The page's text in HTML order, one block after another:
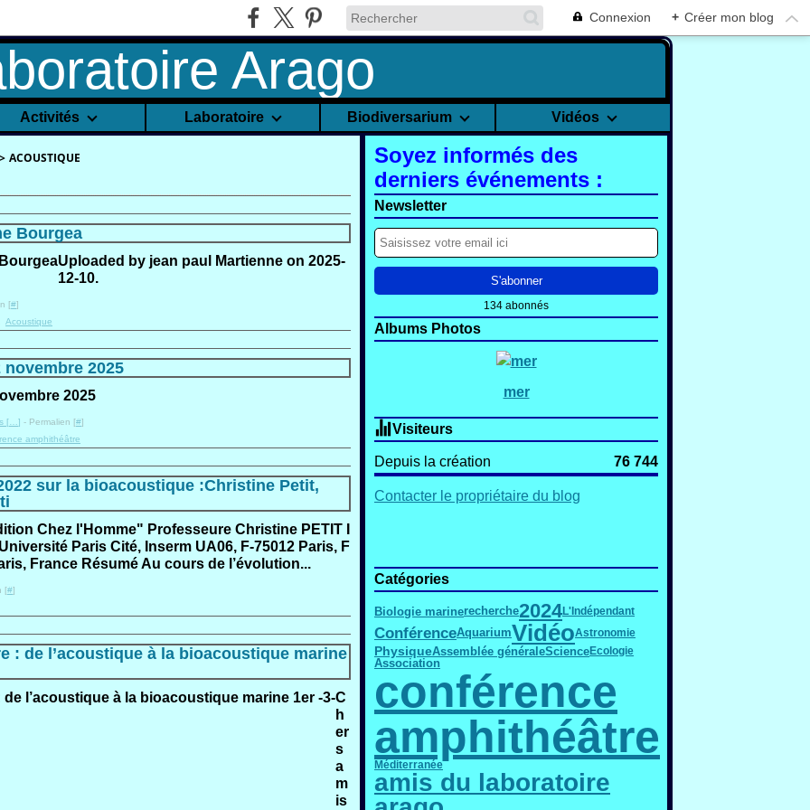
Connexion + Créer mon blog
Activités Laboratoire Biodiversarium Vidéos
> ACOUSTIQUE
Bourgea
Uploaded by jean paul Martienne on 2025-
12-10.
[#]
Acoustique
2025
[ ] - Permalien [#]
amphithéâtre
sur la bioacoustique :Christine Petit,
Chez l'Homme" Professeure Christine PETIT I
Paris Cité, Inserm UA06, F-75012 Paris, F
France Résumé Au cours de l’évolution...
[#]
: de l’acoustique à la bioacoustique marine
C
h
er
s
a
m
is
Soyez informés des
derniers événements :
Newsletter
134 abonnés
Albums Photos
mer
Visiteurs
Depuis la création 76 744
Contacter le propriétaire du blog
Catégories
Biologie marinerecherche2024L'Indépendant
ConférenceAquariumVidéoAstronomie
PhysiqueAssemblée généraleScienceEcologie
Association
conférence
amphithéâtre
Méditerranée
amis du laboratoire